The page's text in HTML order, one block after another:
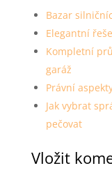
Bazar
Elegantní
Kompletní
garáž
Právní
Jak vybrat
pečovat
Vložit